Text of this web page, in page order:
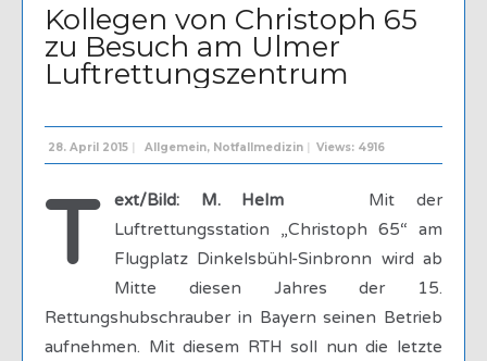
Kollegen von Christoph 65
zu Besuch am Ulmer
Luftrettungszentrum
28. April 2015 Allgemein, Notfallmedizin Views: 4916
T ext/Bild: M. Helm
Mit der
Luftrettungsstation „Christoph 65“ am
Flugplatz Dinkelsbühl-Sinbronn wird ab
Mitte diesen Jahres der 15.
Rettungshubschrauber in Bayern seinen Betrieb
aufnehmen. Mit diesem RTH soll nun die letzte